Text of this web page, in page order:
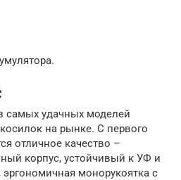
самых удачных моделей
на рынке. С первого
отличное качество –
корпус, устойчивый к УФ и
монорукоятка с